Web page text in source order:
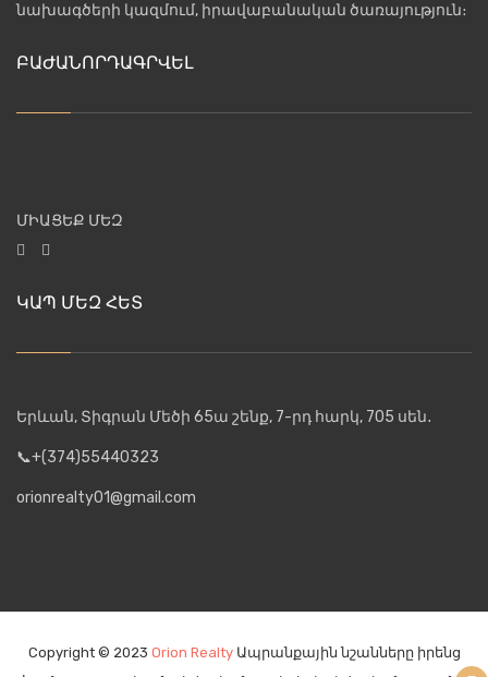
նախագծերի կազմում, իրավաբանական ծառայություն։
ԲԱԺԱՆՈՐԴԱԳՐՎԵԼ
ՄԻԱՑԵՔ ՄԵԶ
ԿԱՊ ՄԵԶ ՀԵՏ
Երևան, Տիգրան Մեծի 65ա շենք, 7-րդ հարկ, 705 սեն․
📞+(374)55440323
orionrealty01@gmail.com
Copyright © 2023 Orion RealtyԱպրանքային նշանները իրենց